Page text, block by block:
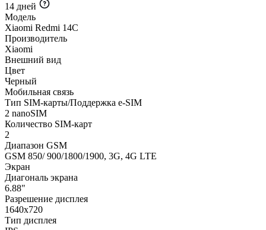
14 дней
Модель
Xiaomi Redmi 14C
Производитель
Xiaomi
Внешний вид
Цвет
Черный
Мобильная связь
Тип SIM-карты/Поддержка e-SIM
2 nanoSIM
Количество SIM-карт
2
Диапазон GSM
GSM 850/ 900/1800/1900, 3G, 4G LTE
Экран
Диагональ экрана
6.88"
Разрешение дисплея
1640x720
Тип дисплея